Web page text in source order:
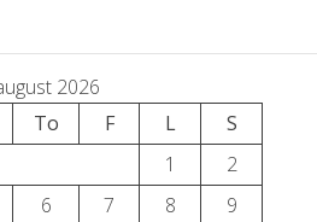
2026
To F L
S
1
2
6 7 8
9